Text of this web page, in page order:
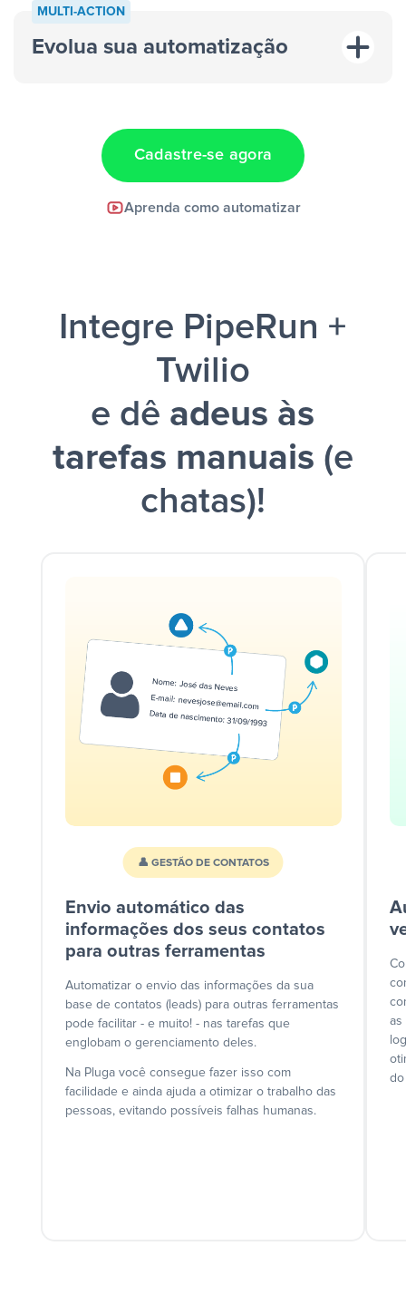
“A cada resposta em um anúncio”
MULTI-ACTION
Evolua sua automatização
Cadastre-se agora
Aprenda como automatizar
Integre PipeRun +
Twilio
e dê adeus às
tarefas manuais (e
chatas)!
👤 GESTÃO DE CONTATOS
Envio automático das
informações dos seus contatos
para outras ferramentas
Automatizar o envio das informações da sua
base de contatos (leads) para outras ferramentas
pode facilitar - e muito! - nas tarefas que
englobam o gerenciamento deles.
Na Pluga você consegue fazer isso com
facilidade e ainda ajuda a otimizar o trabalho das
pessoas, evitando possíveis falhas humanas.
as
do